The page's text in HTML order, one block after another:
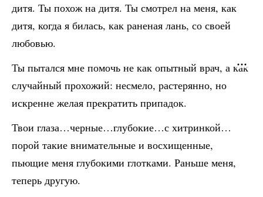
дитя. Ты похож на дитя. Ты смотрел на меня, как
дитя, когда я билась, как раненая лань, со своей
любовью.
Ты пытался мне помочь не как опытный врач, а как
случайный прохожий: несмело, растерянно, но
искренне желая прекратить припадок.
Твои глаза…черные…глубокие…с хитринкой…
порой такие внимательные и восхищенные,
пьющие меня глубокими глотками. Раньше меня,
теперь другую.